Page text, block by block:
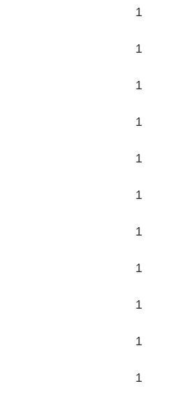
1
1
1
1
1
1
1
1
1
1
1